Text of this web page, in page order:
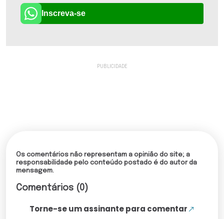
Inscreva-se
Os comentários não representam a opinião do site; a
responsabilidade pelo conteúdo postado é do autor da
mensagem.
Comentários (0)
Torne-se um assinante para comentar